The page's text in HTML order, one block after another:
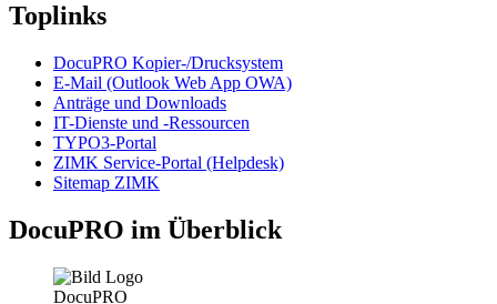
Toplinks
DocuPRO Kopier-/Drucksystem
E-Mail (Outlook Web App OWA)
Anträge und Downloads
IT-Dienste und -Ressourcen
TYPO3-Portal
ZIMK Service-Portal (Helpdesk)
Sitemap ZIMK
DocuPRO im Überblick